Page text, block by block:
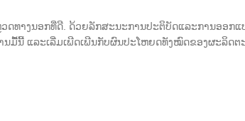
ທາງນອກທີ່ດີ. ດ້ວຍລັກສະນະການປະຕິບັດແລະການອອກ
ນມື້ນີ້ ແລະເລີ່ມເພີດເພີນກັບຜົນປະໂຫຍດທັງໝົດຂອງຜະລິດ